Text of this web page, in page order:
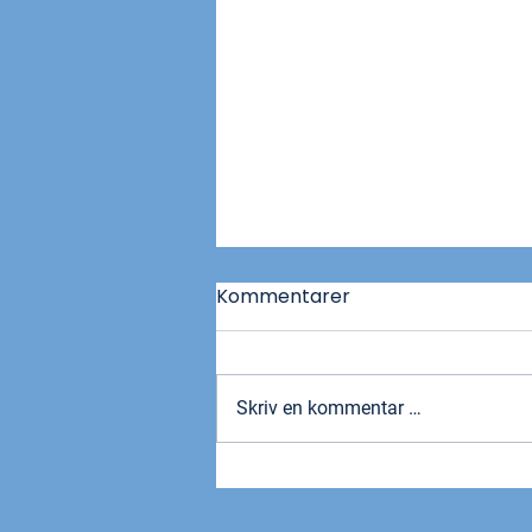
Nå får du enda mer ut av
Kommentarer
Skriv en kommentar …